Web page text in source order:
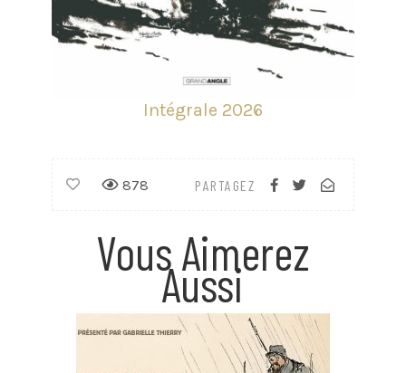
Intégrale 2026
PARTAGEZ
878
Vous Aimerez
Aussi